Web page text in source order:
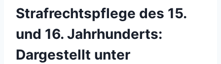
Strafrechtspflege des 15.
und 16. Jahrhunderts:
Dargestellt unter